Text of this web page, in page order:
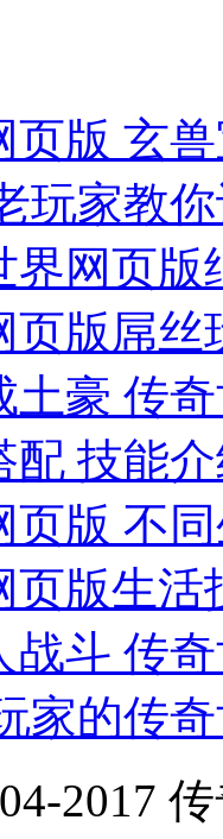
页版 玄
玩家教
界网页
页版屌
土豪 传
配 技能
页版 不
页版生
战斗 传
家的传
2017